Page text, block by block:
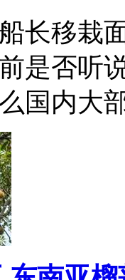
长移栽
是否听
国内